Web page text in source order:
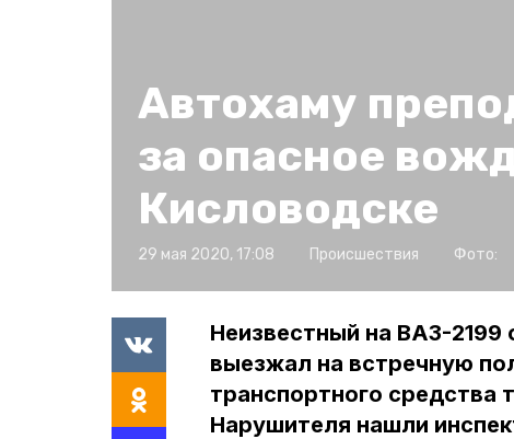
Автохаму
за опасное
Кисловодске
29 мая 2020, 17:08 Происшествия Фото:
Неизвестный на ВАЗ-
выезжал на встречную
транспортного средства
Нарушителя нашли